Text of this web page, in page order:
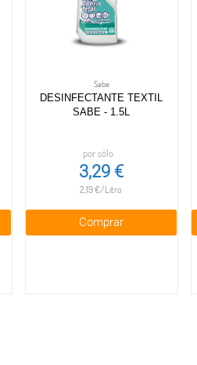
Sabe
DESINFECTANTE TEXTIL
SABE - 1.5L
por sólo
3,29 €
2,19 €/Litro
Comprar